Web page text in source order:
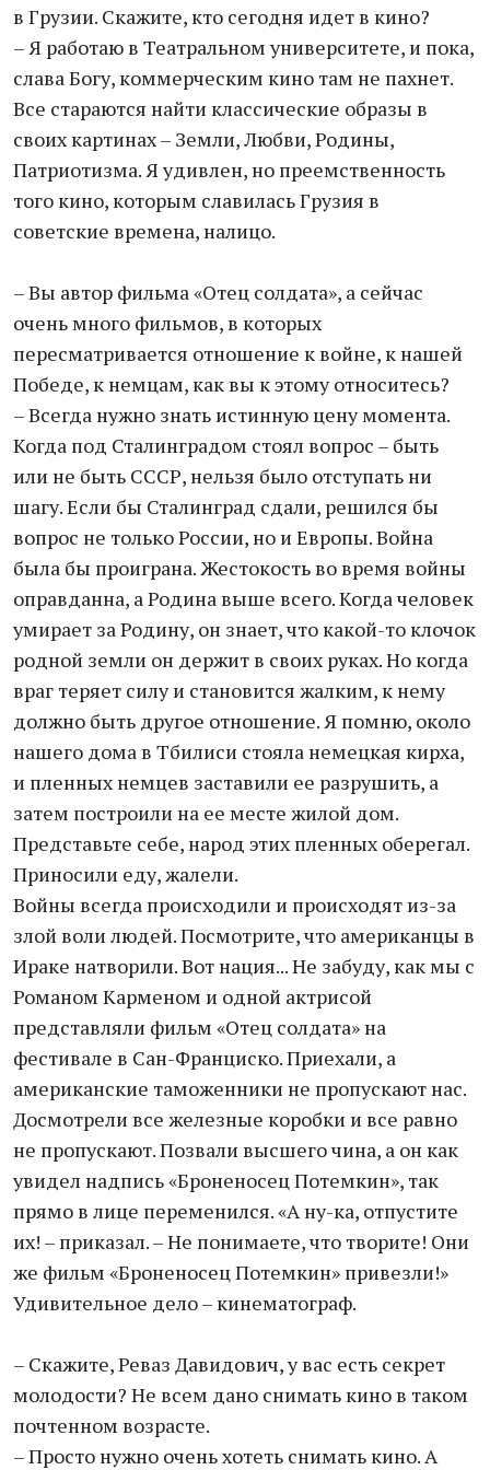
в Грузии. Скажите, кто сегодня идет в кино?
– Я работаю в Театральном университете, и пока,
слава Богу, коммерческим кино там не пахнет.
Все стараются найти классические образы в
своих картинах – Земли, Любви, Родины,
Патриотизма. Я удивлен, но преемственность
того кино, которым славилась Грузия в
советские времена, налицо.
– Вы автор фильма «Отец солдата», а сейчас
очень много фильмов, в которых
пересматривается отношение к войне, к нашей
Победе, к немцам, как вы к этому относитесь?
– Всегда нужно знать истинную цену момента.
Когда под Сталинградом стоял вопрос – быть
или не быть СССР, нельзя было отступать ни
шагу. Если бы Сталинград сдали, решился бы
вопрос не только России, но и Европы. Война
была бы проиграна. Жестокость во время войны
оправданна, а Родина выше всего. Когда человек
умирает за Родину, он знает, что какой-то клочок
родной земли он держит в своих руках. Но когда
враг теряет силу и становится жалким, к нему
должно быть другое отношение. Я помню, около
нашего дома в Тбилиси стояла немецкая кирха,
и пленных немцев заставили ее разрушить, а
затем построили на ее месте жилой дом.
Представьте себе, народ этих пленных оберегал.
Приносили еду, жалели.
Войны всегда происходили и происходят из-за
злой воли людей. Посмотрите, что американцы в
Ираке натворили. Вот нация... Не забуду, как мы с
Романом Карменом и одной актрисой
представляли фильм «Отец солдата» на
фестивале в Сан-Франциско. Приехали, а
американские таможенники не пропускают нас.
Досмотрели все железные коробки и все равно
не пропускают. Позвали высшего чина, а он как
увидел надпись «Броненосец Потемкин», так
прямо в лице переменился. «А ну-ка, отпустите
их! – приказал. – Не понимаете, что творите! Они
же фильм «Броненосец Потемкин» привезли!»
Удивительное дело – кинематограф.
– Скажите, Реваз Давидович, у вас есть секрет
молодости? Не всем дано снимать кино в таком
почтенном возрасте.
– Просто нужно очень хотеть снимать кино. А